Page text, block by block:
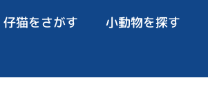
猫をさがす 小動物を探す